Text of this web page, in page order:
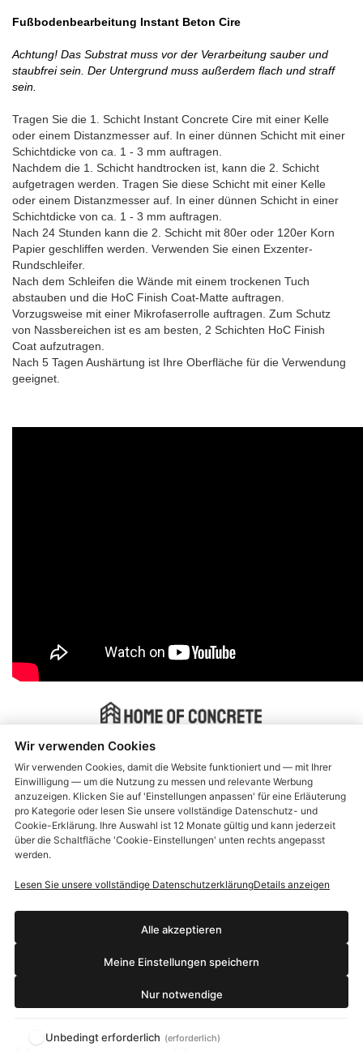
Fußbodenbearbeitung Instant Beton Cire
Achtung! Das Substrat muss vor der Verarbeitung sauber und
staubfrei sein. Der Untergrund muss außerdem flach und straff
sein.
Tragen Sie die 1. Schicht Instant Concrete Cire mit einer Kelle
oder einem Distanzmesser auf. In einer dünnen Schicht mit einer
Schichtdicke von ca. 1 - 3 mm auftragen.
Nachdem die 1. Schicht handtrocken ist, kann die 2. Schicht
aufgetragen werden. Tragen Sie diese Schicht mit einer Kelle
oder einem Distanzmesser auf. In einer dünnen Schicht in einer
Schichtdicke von ca. 1 - 3 mm auftragen.
Nach 24 Stunden kann die 2. Schicht mit 80er oder 120er Korn
Papier geschliffen werden. Verwenden Sie einen Exzenter-
Rundschleifer.
Nach dem Schleifen die Wände mit einem trockenen Tuch
abstauben und die HoC Finish Coat-Matte auftragen.
Vorzugsweise mit einer Mikrofaserrolle auftragen. Zum Schutz
von Nassbereichen ist es am besten, 2 Schichten HoC Finish
Coat aufzutragen.
Nach 5 Tagen Aushärtung ist Ihre Oberfläche für die Verwendung
geeignet.
Instant Beton Ciré ® is manufactured by Home of Concrete
Allgemeine Geschäftsbedingungen
Lieferung und Rückgabe
Gewährleistung und Beschwerden
Datenschutzerklärung
Wir verwenden Cookies
Wir verwenden Cookies, damit die Website funktioniert und — mit Ihrer
Einwilligung — um die Nutzung zu messen und relevante Werbung
anzuzeigen. Klicken Sie auf 'Einstellungen anpassen' für eine Erläuterung
pro Kategorie oder lesen Sie unsere vollständige Datenschutz- und
Cookie-Erklärung. Ihre Auswahl ist 12 Monate gültig und kann jederzeit
über die Schaltfläche 'Cookie-Einstellungen' unten rechts angepasst
werden.
Lesen Sie unsere vollständige DatenschutzerklärungDetails anzeigen
Alle akzeptieren
Meine Einstellungen speichern
Nur notwendige
Unbedingt erforderlich (erforderlich)